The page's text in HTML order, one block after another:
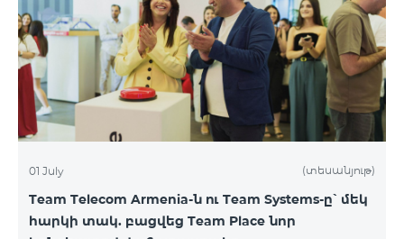
համար կարող եք անցնել հետևյալ
հղմամբ՝ telecomarmenia.am/cosmo
01 July (տեսանյութ)
Team Telecom Armenia-ն ու Team Systems-ը՝ մեկ
հարկի տակ. բացվեց Team Place նոր